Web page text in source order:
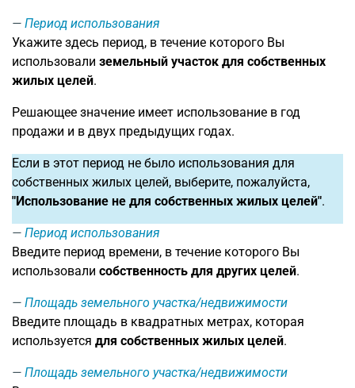
Период использования
Укажите здесь период, в течение которого Вы
использовали земельный участок для собственных
жилых целей.
Решающее значение имеет использование в год
продажи и в двух предыдущих годах.
Если в этот период не было использования для
собственных жилых целей, выберите, пожалуйста,
"Использование не для собственных жилых целей".
Период использования
Введите период времени, в течение которого Вы
использовали собственность для других целей.
Площадь земельного участка/недвижимости
Введите площадь в квадратных метрах, которая
используется для собственных жилых целей.
Площадь земельного участка/недвижимости